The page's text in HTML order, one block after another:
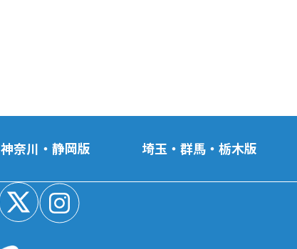
神奈川・静岡版 埼玉・群馬・栃木版